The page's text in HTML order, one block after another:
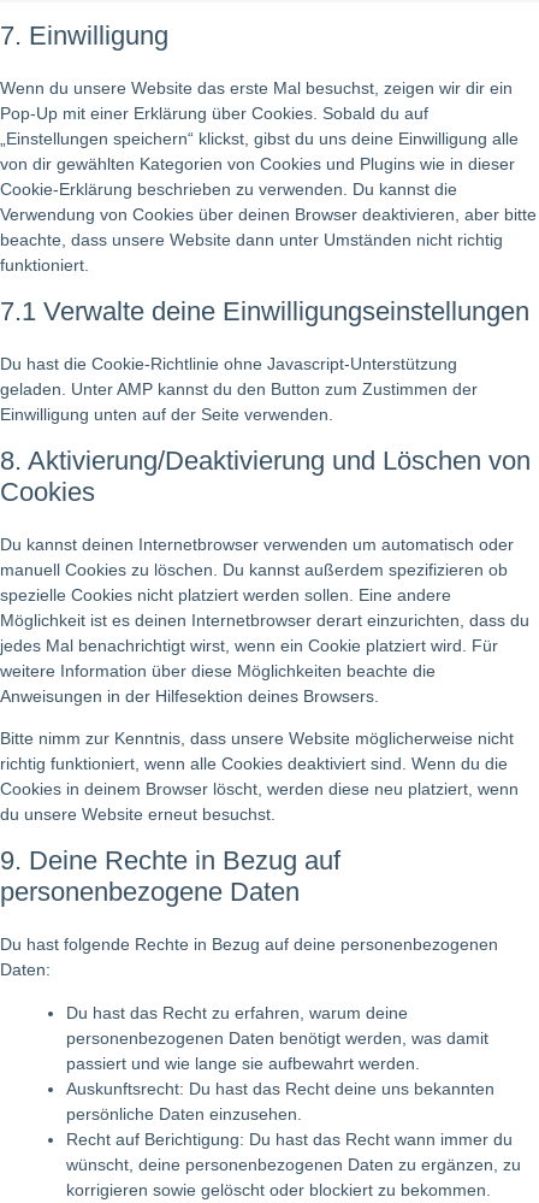
7. Einwilligung
Wenn du unsere Website das erste Mal besuchst, zeigen wir dir ein
Pop-Up mit einer Erklärung über Cookies. Sobald du auf
„Einstellungen speichern“ klickst, gibst du uns deine Einwilligung alle
von dir gewählten Kategorien von Cookies und Plugins wie in dieser
Cookie-Erklärung beschrieben zu verwenden. Du kannst die
Verwendung von Cookies über deinen Browser deaktivieren, aber bitte
beachte, dass unsere Website dann unter Umständen nicht richtig
funktioniert.
7.1 Verwalte deine Einwilligungseinstellungen
Du hast die Cookie-Richtlinie ohne Javascript-Unterstützung
geladen. Unter AMP kannst du den Button zum Zustimmen der
Einwilligung unten auf der Seite verwenden.
8. Aktivierung/Deaktivierung und Löschen von
Cookies
Du kannst deinen Internetbrowser verwenden um automatisch oder
manuell Cookies zu löschen. Du kannst außerdem spezifizieren ob
spezielle Cookies nicht platziert werden sollen. Eine andere
Möglichkeit ist es deinen Internetbrowser derart einzurichten, dass du
jedes Mal benachrichtigt wirst, wenn ein Cookie platziert wird. Für
weitere Information über diese Möglichkeiten beachte die
Anweisungen in der Hilfesektion deines Browsers.
Bitte nimm zur Kenntnis, dass unsere Website möglicherweise nicht
richtig funktioniert, wenn alle Cookies deaktiviert sind. Wenn du die
Cookies in deinem Browser löscht, werden diese neu platziert, wenn
du unsere Website erneut besuchst.
9. Deine Rechte in Bezug auf
personenbezogene Daten
Du hast folgende Rechte in Bezug auf deine personenbezogenen
Daten:
Du hast das Recht zu erfahren, warum deine
personenbezogenen Daten benötigt werden, was damit
passiert und wie lange sie aufbewahrt werden.
Auskunftsrecht: Du hast das Recht deine uns bekannten
persönliche Daten einzusehen.
Recht auf Berichtigung: Du hast das Recht wann immer du
wünscht, deine personenbezogenen Daten zu ergänzen, zu
korrigieren sowie gelöscht oder blockiert zu bekommen.